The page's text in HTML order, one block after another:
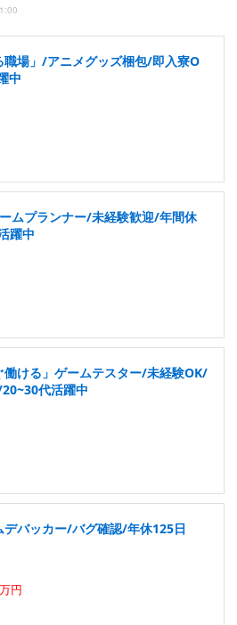
職場」/アニメグッズ梱包/即入寮O
中
ムプランナー/未経験歓迎/年間休
躍中
働ける」ゲームテスター/未経験OK/
代活躍中
デバッカー/バグ確認/年休125日
円